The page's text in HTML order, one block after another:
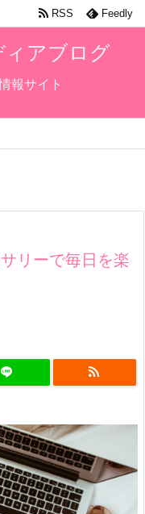
ィアブログ
報サイト
RSS Feedly
リーで毎日を楽